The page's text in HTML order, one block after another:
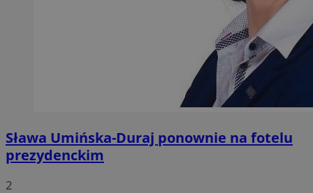
Sława Umińska-Duraj ponownie na fotelu
prezydenckim
2